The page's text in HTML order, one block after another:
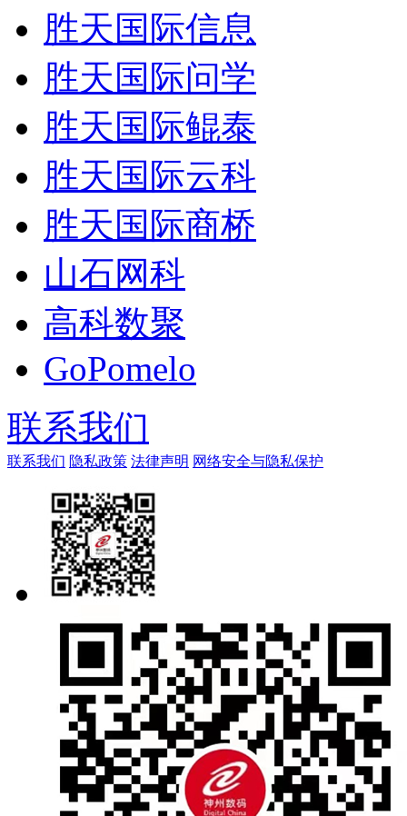
胜天国际信息
胜天国际问学
胜天国际鲲泰
胜天国际云科
胜天国际商桥
山石网科
高科数聚
GoPomelo
联系我们
联系我们 隐私政策 法律声明 网络安全与隐私保护